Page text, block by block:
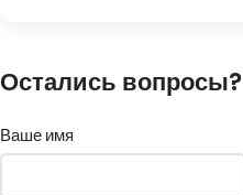
Остались вопросы?
Ваше имя